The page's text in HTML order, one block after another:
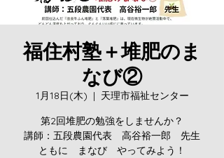
福住村塾＋堆肥のま
なび②
1月18日(木)
  |
天理市福祉センター
第2回堆肥の勉強をしませんか？
講師：五段農園代表 高谷裕一郎 先生
ともに まなび やってみよう！